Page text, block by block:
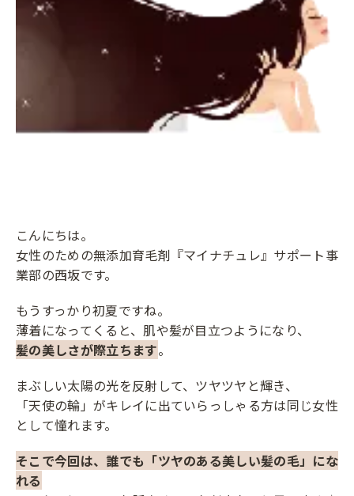
こんにちは。
女性のための無添加育毛剤『マイナチュレ』サポート事
業部の西坂です。
もうすっかり初夏ですね。
薄着になってくると、肌や髪が目立つようになり、
髪の美しさが際立ちます。
まぶしい太陽の光を反射して、ツヤツヤと輝き、
「天使の輪」がキレイに出ていらっしゃる方は同じ女性
として憧れます。
そこで今回は、誰でも「ツヤのある美しい髪の毛」にな
れる